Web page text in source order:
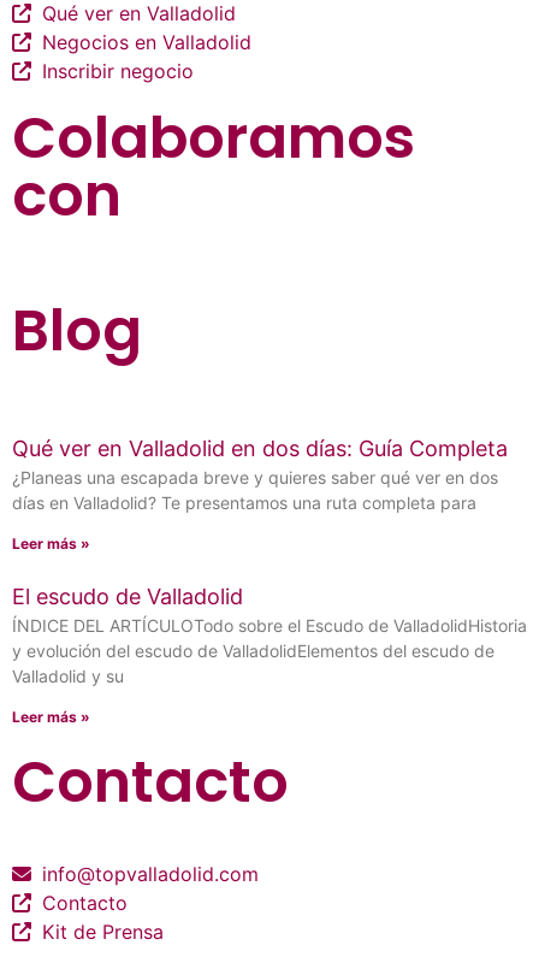
Qué ver en Valladolid
Negocios en Valladolid
Inscribir negocio
Colaboramos
con
Blog
Qué ver en Valladolid en dos días: Guía Completa
¿Planeas una escapada breve y quieres saber qué ver en dos
días en Valladolid? Te presentamos una ruta completa para
Leer más »
El escudo de Valladolid
ÍNDICE DEL ARTÍCULOTodo sobre el Escudo de ValladolidHistoria
y evolución del escudo de ValladolidElementos del escudo de
Valladolid y su
Leer más »
Contacto
info@topvalladolid.com
Contacto
Kit de Prensa